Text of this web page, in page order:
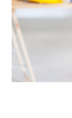
Service